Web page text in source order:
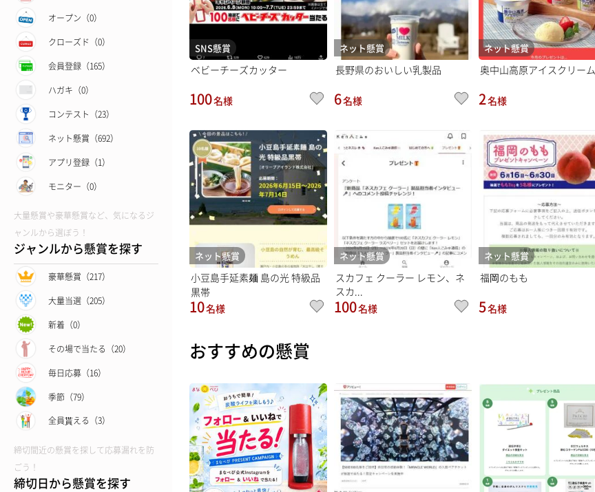
オープン（0）
クローズド（0）
会員登録（165）
ハガキ（0）
コンテスト（23）
ネット懸賞（692）
アプリ登録（1）
モニター（0）
大量懸賞や豪華懸賞など、気になるジ
ャンルから選ぼう！
ジャンルから懸賞を探す
豪華懸賞（217）
大量当選（205）
新着（0）
その場で当たる（20）
毎日応募（16）
季節（79）
全員貰える（3）
締切間近の懸賞を探して応募漏れを防
ごう！
締切日から懸賞を探す
SNS懸賞
ベビーチーズカッター
100名様
ネット懸賞
長野県のおいしい乳製品
6名様
ネット懸賞
奥中山高原アイスクリーム
2名様
ネット懸賞
小豆島手延素麺 島の光 特級品
黒帯
10名様
ネット懸賞
スカフェ クーラー レモン、ネ
スカ...
100名様
ネット懸賞
福岡のもも
5名様
おすすめの懸賞